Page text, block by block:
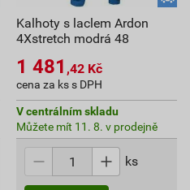
Kalhoty s laclem Ardon
4Xstretch modrá 48
1 481 ,42 Kč
cena za ks s DPH
V centrálním skladu
Můžete mít 11. 8. v prodejně
ks